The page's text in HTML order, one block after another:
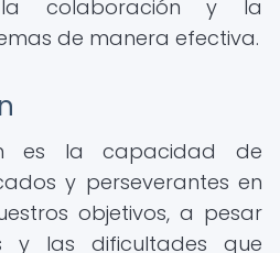
colaboración y la
de manera efectiva.
es la capacidad de
y perseverantes en
objetivos, a pesar
y las dificultades que